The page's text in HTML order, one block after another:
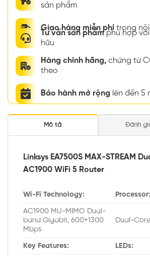
sản phẩm
Giao hàng miễn phí trong
Tư vấn sản phẩmphù hợp
hữu
Hàng chính hãng, chứng từ
theo
Bảo hành mở rộng lên đến 5
Mô tả Đánh
Linksys EA7500S MAX-STREAM
AC1900 WiFi 5 Router
Wi-Fi Technology: Processor:
AC1900 MU-MIMO Dual-
band Gigabit, 600+1300
Mbps
Dual-Core
Key Features: LEDs: